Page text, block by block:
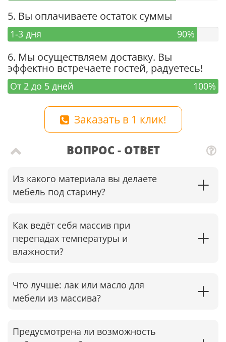
5. Вы оплачиваете остаток суммы
1-3 дня 90%
6. Мы осуществляем доставку. Вы
эффектно встречаете гостей, радуетесь!
От 2 до 5 дней 100%
Заказать в 1 клик!
ВОПРОС - ОТВЕТ
Из какого материала вы делаете
мебель под старину?
Как ведёт себя массив при
перепадах температуры и
влажности?
Что лучше: лак или масло для
мебели из массива?
Предусмотрена ли возможность